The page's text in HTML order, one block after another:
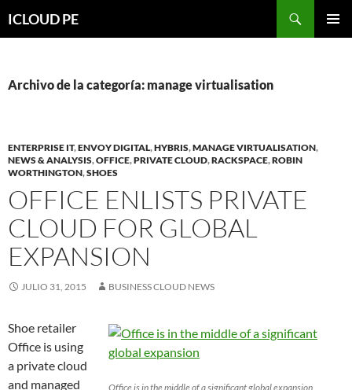
hacia
ICLOUD PE
Archivo de la categoría: manage virtualisation
ENTERPRISE IT,ENVOY DIGITAL,HYBRIS,MANAGE VIRTUALISATION,
NEWS & ANALYSIS,OFFICE,PRIVATE CLOUD,RACKSPACE,ROBIN
WORTHINGTON,SHOES
OFFICE ENLISTS PRIVATE
CLOUD FOR GLOBAL
EXPANSION
JULIO 31, 2015 BUSINESS CLOUD NEWS
Office is in the middle of a significant global expansion
Shoe retailer
Office is using
a private cloud
and managed